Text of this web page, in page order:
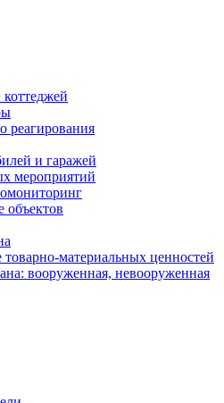
реагирования
и гаражей
мероприятий
объектов
материальных ценностей
вооруженная, невооруженная